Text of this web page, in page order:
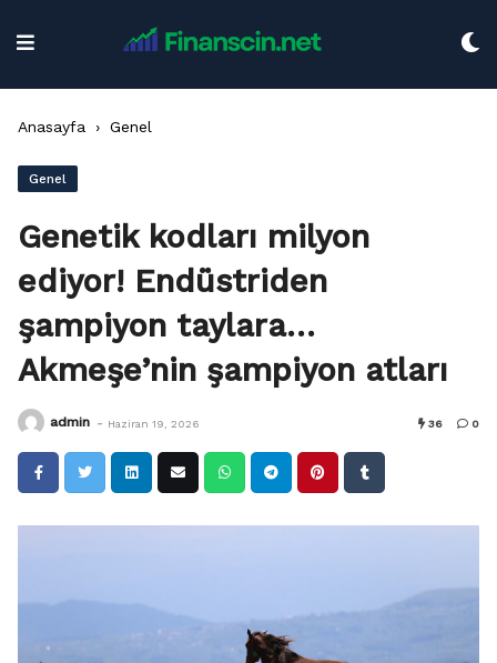
Anasayfa › Genel
Genel
Genetik kodları milyon
ediyor! Endüstriden
şampiyon taylara…
Akmeşe’nin şampiyon atları
admin - Haziran 19, 2026 36 0